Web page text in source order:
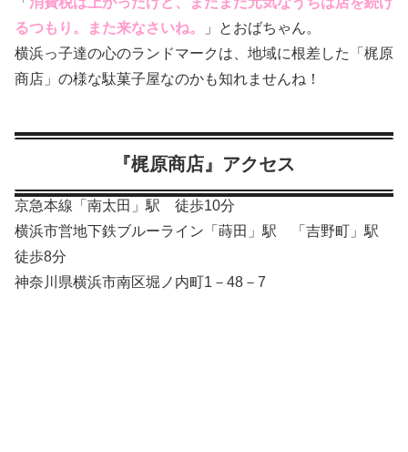
るつもり。また来なさいね。
」とおばちゃん。
横浜っ子達の心のランドマークは、地域に根差した「梶原
商店」の様な駄菓子屋なのかも知れませんね！
『梶原商店』アクセス
京急本線「南太田」駅 徒歩10分
横浜市営地下鉄ブルーライン「蒔田」駅 「吉野町」駅
徒歩8分
神奈川県横浜市南区堀ノ内町1－48－7